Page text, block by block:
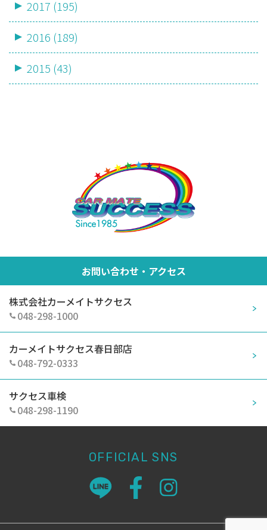
2017 (195)
2016 (189)
2015 (43)
お問い合わせ・アクセス
株式会社カーメイトサクセス
048-298-1000
カーメイトサクセス春日部店
048-792-0333
サクセス車検
048-298-1190
OFFICIAL SNS